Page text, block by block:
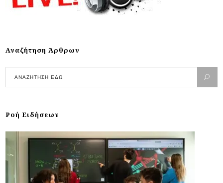
Αναζήτηση Άρθρων
Ροή Ειδήσεων